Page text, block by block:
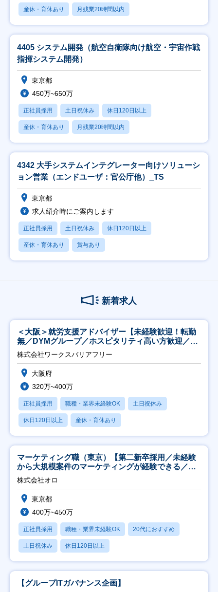
産休・育休あり 月残業20時間以内
4405 システム開発（航空自衛隊向け航空・宇宙作戦
指揮システム開発）
東京都
450万~650万
正社員採用 土日祝休み 休日120日以上
産休・育休あり 月残業20時間以内
4342 大手システムインテグレーター向けソリューシ
ョン営業（エンドユーザ：官公庁他）_TS
東京都
求人紹介時にご案内します
正社員採用 土日祝休み 休日120日以上
産休・育休あり 賞与あり
新着求人
＜大阪＞就労支援アドバイザー【未経験歓迎！転勤
無／DYMグループ／ホスピタリティ高い方歓迎／土
日祝】
株式会社ワークスバリアフリー
大阪府
320万~400万
正社員採用 職種・業界未経験OK 土日祝休み
休日120日以上 産休・育休あり
マーケティング職（東京）【第二新卒採用／未経験
から大規模案件のマーケティングが経験できる／研
修充実】
株式会社オロ
東京都
400万~450万
正社員採用 職種・業界未経験OK 20代におすすめ
土日祝休み 休日120日以上
【グループITガバナンス企画】